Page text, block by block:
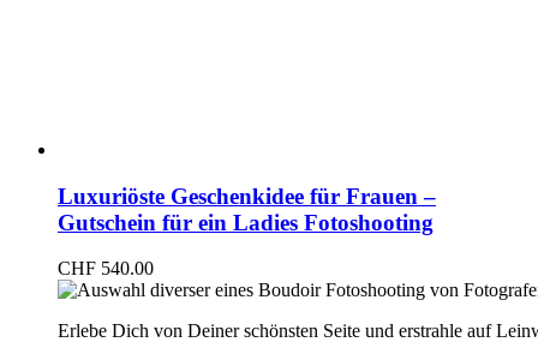
Luxuriöste Geschenkidee für Frauen –
Gutschein für ein Ladies Fotoshooting
CHF 540.00
Erlebe Dich von Deiner schönsten Seite und erstrahle auf